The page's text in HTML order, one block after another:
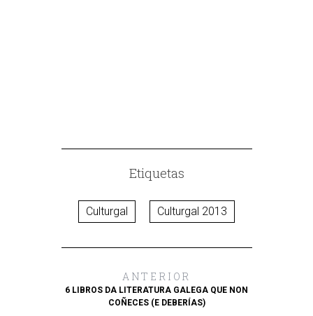
Etiquetas
Culturgal Culturgal 2013
ANTERIOR
6 LIBROS DA LITERATURA GALEGA QUE NON
COÑECES (E DEBERÍAS)